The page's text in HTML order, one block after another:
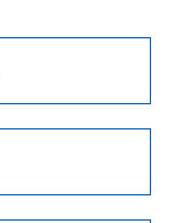
以下を必ずお読